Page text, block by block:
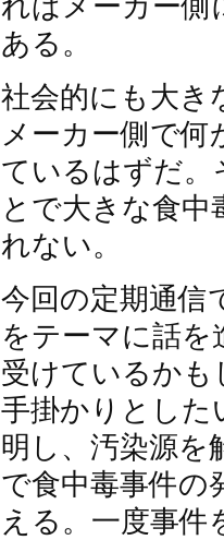
ある。
社会的にも大き
メーカー側で
ているはずだ。
とで大きな食
れない。
今回の定期通信
をテーマに話を
受けているかも
手掛かりとした
明し、汚染源を
で食中毒事件の
える。一度事